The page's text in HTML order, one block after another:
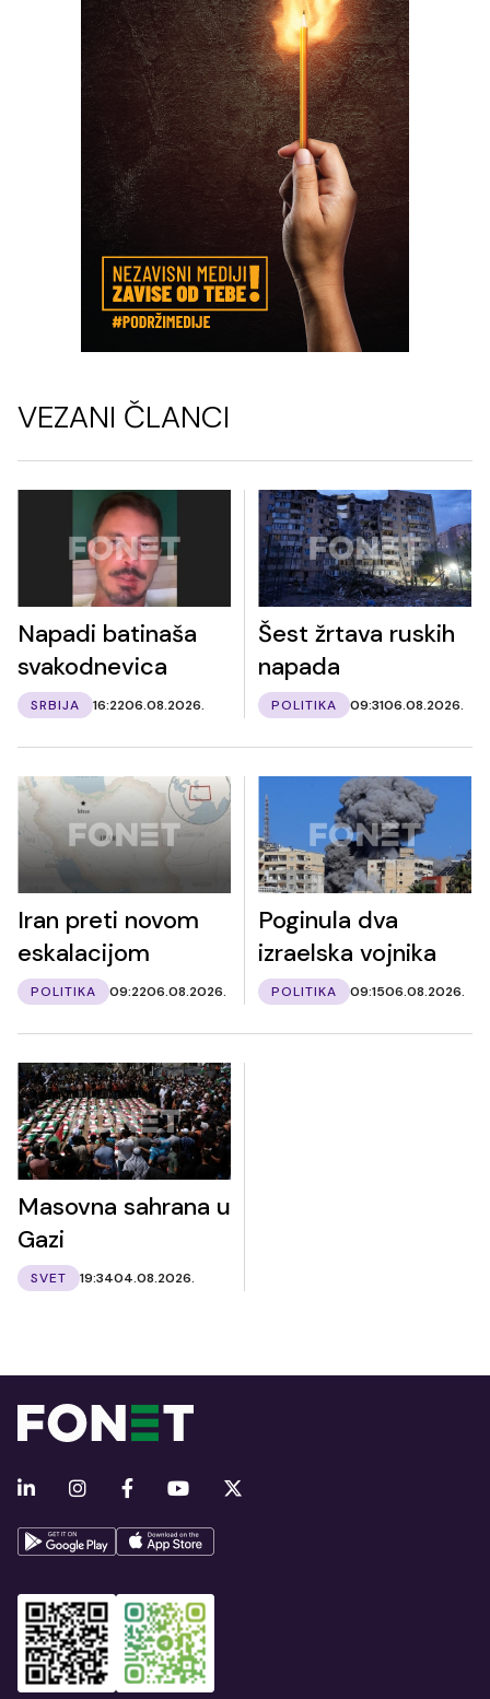
VEZANI ČLANCI
Napadi batinaša
svakodnevica
SRBIJA 16:2206.08.2026.
Šest žrtava ruskih
napada
POLITIKA 09:3106.08.2026.
Iran preti novom
eskalacijom
POLITIKA 09:2206.08.2026.
Poginula dva
izraelska vojnika
POLITIKA 09:1506.08.2026.
Masovna sahrana u
Gazi
SVET 19:3404.08.2026.